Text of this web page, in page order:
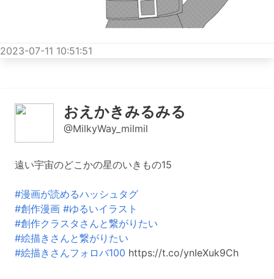
2023-07-11 10:51:51
おえかきみるみる
@MilkyWay_milmil
遠い宇宙のどこかの星のいきもの15
#漫画が読めるハッシュタグ
#創作漫画 #ゆるいイラスト
#創作クラスタさんと繋がりたい
#絵描きさんと繋がりたい
#絵描きさんフォロバ100 https://t.co/ynIeXuk9Ch